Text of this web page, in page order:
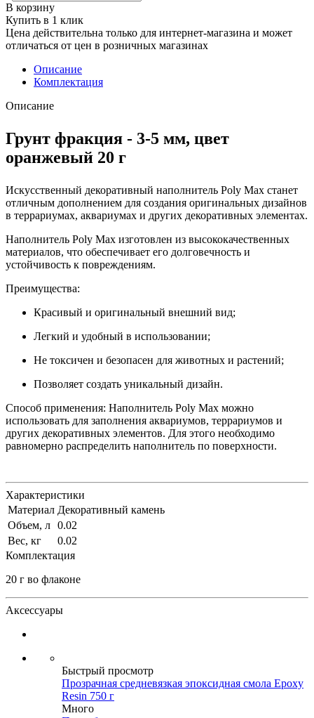
В корзину
Купить в 1 клик
Цена действительна только для интернет-магазина и может
отличаться от цен в розничных магазинах
Описание
Комплектация
Описание
Грунт фракция - 3-5 мм, цвет
оранжевый 20 г
Искусственный декоративный наполнитель Poly Max станет
отличным дополнением для создания оригинальных дизайнов
в террариумах, аквариумах и других декоративных элементах.
Наполнитель Poly Max изготовлен из высококачественных
материалов, что обеспечивает его долговечность и
устойчивость к повреждениям.
Преимущества:
Красивый и оригинальный внешний вид;
Легкий и удобный в использовании;
Не токсичен и безопасен для животных и растений;
Позволяет создать уникальный дизайн.
Способ применения: Наполнитель Poly Max можно
использовать для заполнения аквариумов, террариумов и
других декоративных элементов. Для этого необходимо
равномерно распределить наполнитель по поверхности.
Характеристики
Материал Декоративный камень
Объем, л 0.02
Вес, кг
0.02
Комплектация
20 г во флаконе
Аксессуары
Быстрый просмотр
Прозрачная средневязкая эпоксидная смола Epoxy
Resin 750 г
Много